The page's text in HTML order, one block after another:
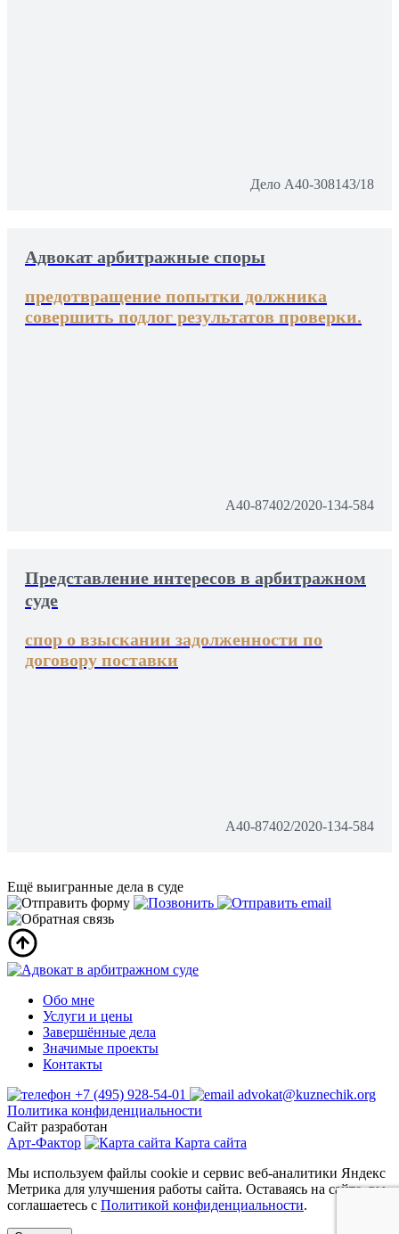
Дело А40-308143/18
Адвокат арбитражные споры
предотвращение попытки должника
совершить подлог результатов проверки.
А40-87402/2020-134-584
Представление интересов в арбитражном
суде
спор о взыскании задолженности по
договору поставки
А40-87402/2020-134-584
Ещё выигранные дела в суде
Обо мне
Услуги и цены
Завершённые дела
Значимые проекты
Контакты
+7 (495) 928-54-01
advokat@kuznechik.org
Политика конфиденциальности
Сайт разработан
Арт-Фактор
Карта сайта
Мы используем файлы cookie и сервис веб-аналитики Яндекс
Метрика для улучшения работы сайта. Оставаясь на сайте, вы
соглашаетесь с Политикой конфиденциальности.